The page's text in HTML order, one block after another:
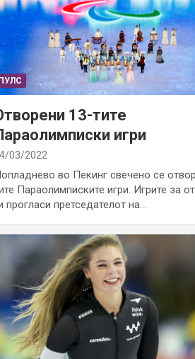
ПУЛС
13-тите
игри
03/2022
во Пекинг свечено се
Параолимписките игри. Игрите за
прогласи претседателот на…